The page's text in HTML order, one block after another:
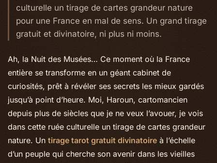
culturelle un tirage de cartes grandeur nature
pour une France en mal de sens. Un grand tirage
gratuit et divinatoire, ni plus ni moins.
Ah, la Nuit des Musées… Ce moment où la France
entière se transforme en un géant cabinet de
curiosités, prêt à révéler ses secrets les mieux gardés
jusqu’à point d’heure. Moi, Haroun, cartomancien
depuis plus de siècles que je ne veux l’avouer, je vois
dans cette ruée culturelle un tirage de cartes grandeur
nature. Un tirage tarot gratuit divinatoire à l’échelle
d’un peuple qui cherche son avenir dans les vieilles